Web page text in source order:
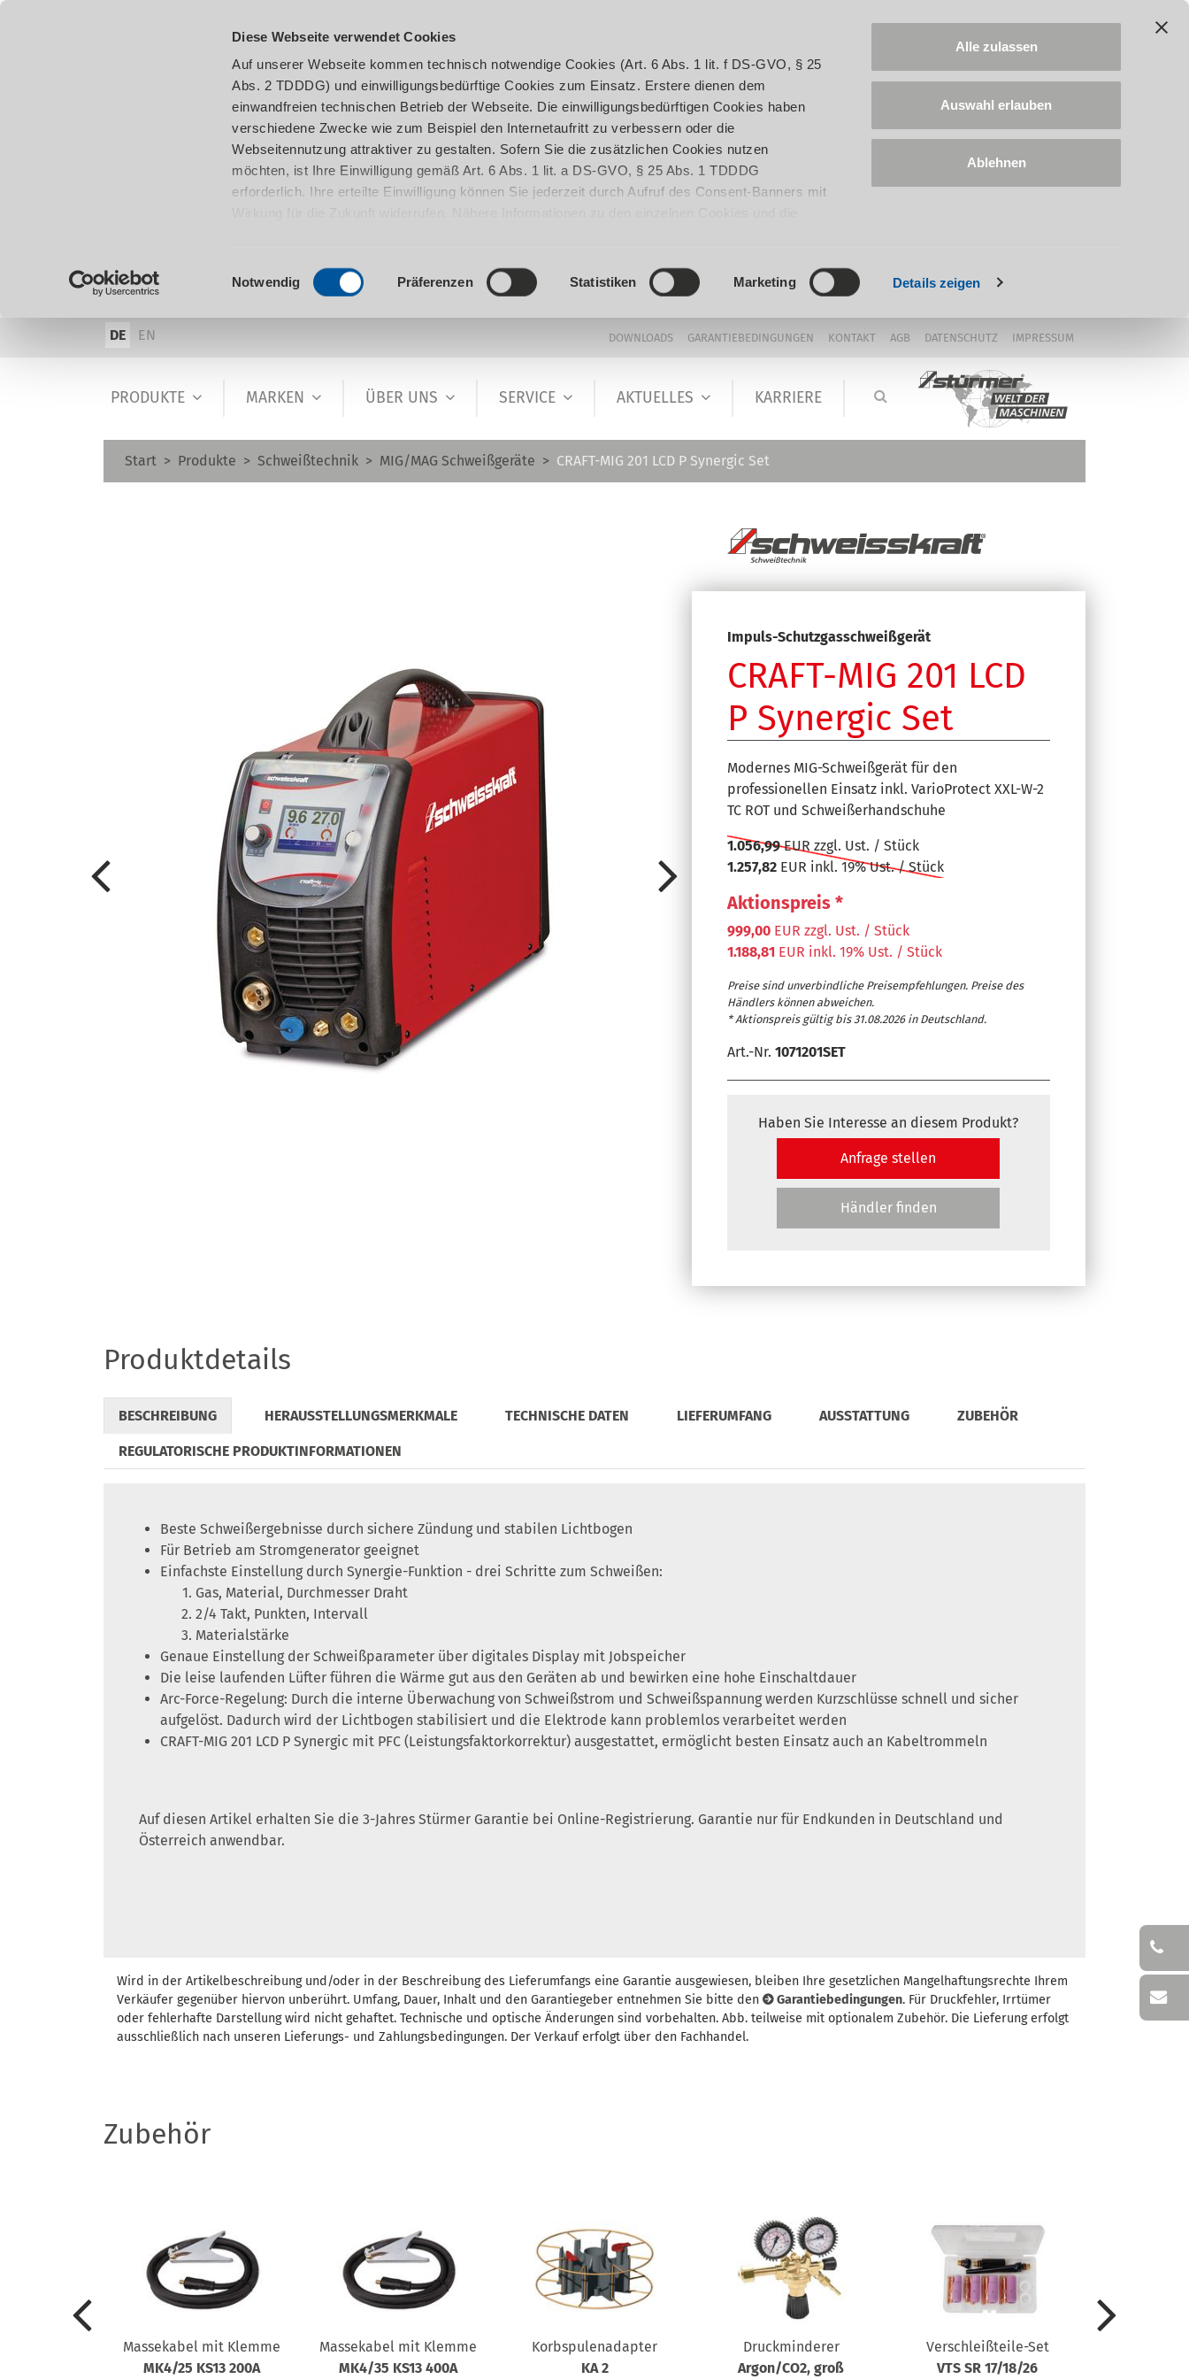
Diese Webseite verwendet Cookies
Auf unserer Webseite kommen technisch notwendige Cookies (Art. 6 Abs. 1 lit. f DS-GVO, § 25
Abs. 2 TDDDG) und einwilligungsbedürftige Cookies zum Einsatz. Erstere dienen dem
einwandfreien technischen Betrieb der Webseite. Die einwilligungsbedürftigen Cookies haben
verschiedene Zwecke wie zum Beispiel den Internetaufritt zu verbessern oder die
Webseitennutzung attraktiver zu gestalten. Sofern Sie die zusätzlichen Cookies nutzen
möchten, ist Ihre Einwilligung gemäß Art. 6 Abs. 1 lit. a DS-GVO, § 25 Abs. 1 TDDDG
erforderlich. Ihre erteilte Einwilligung können Sie jederzeit durch Aufruf des Consent-Banners mit
Einwilligungsauswahl
Notwendig Präferenzen Statistiken Marketing Details zeigen
Alle zulassen
Auswahl erlauben
Ablehnen
DE EN DOWNLOADS GARANTIEBEDINGUNGEN KONTAKT AGB DATENSCHUTZ IMPRESSUM
PRODUKTE MARKEN ÜBER UNS SERVICE AKTUELLES KARRIERE
Start Produkte Schweißtechnik MIG/MAG Schweißgeräte CRAFT-MIG 201 LCD P Synergic Set
Menü-Auswahl
Enter Taste
Auswahl Drehknopf
Auswahl Drehknopf
LCD Display
Impuls-Schutzgasschweißgerät
CRAFT-MIG 201 LCD
P Synergic Set
Modernes MIG-Schweißgerät für den
professionellen Einsatz inkl. VarioProtect XXL-W-2
TC ROT und Schweißerhandschuhe
1.056,99EUR zzgl. Ust. / Stück
1.257,82 EUR inkl. 19% Ust. / Stück
Aktionspreis *
999,00 EUR zzgl. Ust. / Stück
1.188,81 EUR inkl. 19% Ust. / Stück
Preise sind unverbindliche Preisempfehlungen. Preise des
Händlers können abweichen.
* Aktionspreis gültig bis 31.08.2026 in Deutschland.
Art.-Nr. 1071201SET
Haben Sie Interesse an diesem Produkt?
Anfrage stellen
Händler finden
Produktdetails
BESCHREIBUNG HERAUSSTELLUNGSMERKMALE TECHNISCHE DATEN LIEFERUMFANG AUSSTATTUNG ZUBEHÖR
REGULATORISCHE PRODUKTINFORMATIONEN
Beste Schweißergebnisse durch sichere Zündung und stabilen Lichtbogen
Für Betrieb am Stromgenerator geeignet
Einfachste Einstellung durch Synergie-Funktion - drei Schritte zum Schweißen:
Gas, Material, Durchmesser Draht
2/4 Takt, Punkten, Intervall
Materialstärke
Genaue Einstellung der Schweißparameter über digitales Display mit Jobspeicher
Die leise laufenden Lüfter führen die Wärme gut aus den Geräten ab und bewirken eine hohe Einschaltdauer
Arc-Force-Regelung: Durch die interne Überwachung von Schweißstrom und Schweißspannung werden Kurzschlüsse schnell und sicher
aufgelöst. Dadurch wird der Lichtbogen stabilisiert und die Elektrode kann problemlos verarbeitet werden
CRAFT-MIG 201 LCD P Synergic mit PFC (Leistungsfaktorkorrektur) ausgestattet, ermöglicht besten Einsatz auch an Kabeltrommeln
Auf diesen Artikel erhalten Sie die 3-Jahres Stürmer Garantie bei Online-Registrierung. Garantie nur für Endkunden in Deutschland und
Österreich anwendbar.
Wird in der Artikelbeschreibung und/oder in der Beschreibung des Lieferumfangs eine Garantie ausgewiesen, bleiben Ihre gesetzlichen Mangelhaftungsrechte Ihrem
Verkäufer gegenüber hiervon unberührt. Umfang, Dauer, Inhalt und den Garantiegeber entnehmen Sie bitte den
Garantiebedingungen. Für Druckfehler, Irrtümer
oder fehlerhafte Darstellung wird nicht gehaftet. Technische und optische Änderungen sind vorbehalten. Abb. teilweise mit optionalem Zubehör. Die Lieferung erfolgt
ausschließlich nach unseren Lieferungs- und Zahlungsbedingungen. Der Verkauf erfolgt über den Fachhandel.
Zubehör
Massekabel mit Klemme
MK4/25 KS13 200A
Massekabel mit Klemme
MK4/35 KS13 400A
Korbspulenadapter
KA 2
Druckminderer
Argon/CO2, groß
Verschleißteile-Set
VTS SR 17/18/26